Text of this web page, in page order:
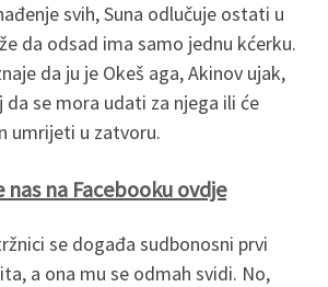
svih, Suna odlučuje ostati u
da odsad ima samo jednu kćerku.
da ju je Okeš aga, Akinov ujak,
da se mora udati za njega ili će
umrijeti u zatvoru.
nas na Facebooku ovdje
se događa sudbonosni prvi
a ona mu se odmah svidi. No,